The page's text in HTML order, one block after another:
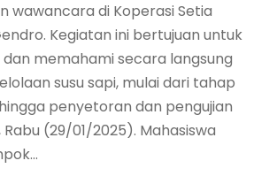
wawancara di Koperasi Setia
Kegiatan ini bertujuan untuk
memahami secara langsung
susu sapi, mulai dari tahap
penyetoran dan pengujian
Rabu (29/01/2025). Mahasiswa